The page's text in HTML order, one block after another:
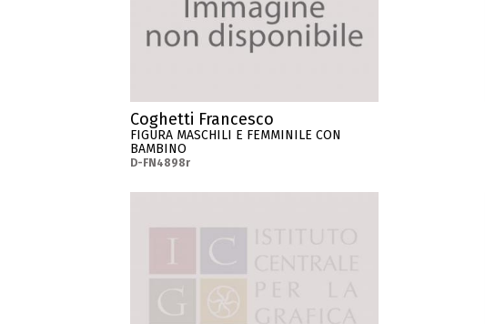
Coghetti Francesco
FIGURA MASCHILI E FEMMINILE CON
BAMBINO
D-FN4898r